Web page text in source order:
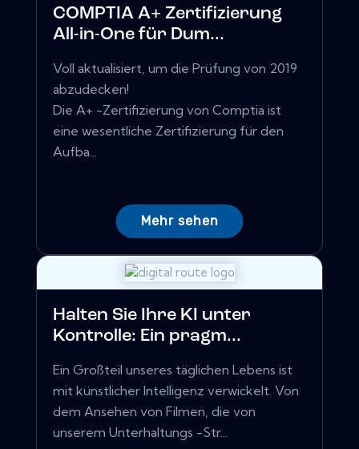
COMPTIA A+ Zertifizierung
All-in-One für Dum...
Voll aktualisiert, um die Prüfung von 2019
abzudecken!
Die A+ -Zertifizierung von Comptia ist
eine wesentliche Zertifizierung für den
Aufba...
Mehr sehen
Halten Sie Ihre KI unter
Kontrolle: Ein pragm...
Ein Großteil unseres täglichen Lebens ist
mit künstlicher Intelligenz verwickelt. Von
dem Ansehen von Filmen, die von
unserem Unterhaltungs -Str...